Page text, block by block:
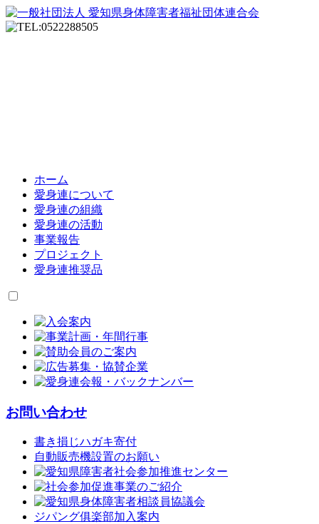
ホーム
愛身連について
愛身連の組織
愛身連の活動
事業報告
プロジェクト
愛身連推奨品
お問い合わせ
書き損じハガキ寄付
自動販売機設置のお願い
ジパング俱楽部加入案内